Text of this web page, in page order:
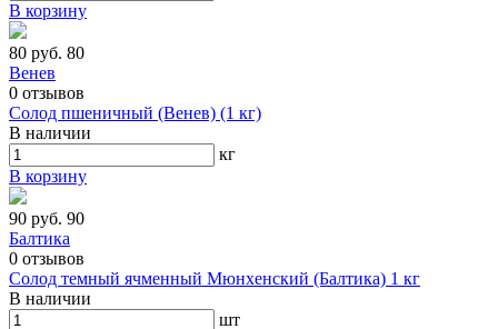
В корзину
80 руб. 80
Венев
0 отзывов
Солод пшеничный (Венев) (1 кг)
В наличии
кг
В корзину
90 руб. 90
Балтика
0 отзывов
Солод темный ячменный Мюнхенский (Балтика) 1 кг
В наличии
шт